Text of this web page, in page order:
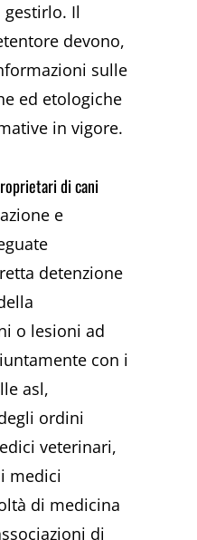
Il
devono,
sulle
ed etologiche
in vigore.
di cani
e
detenzione
o lesioni ad
con i
asl,
ordini
veterinari,
medici
di medicina
di